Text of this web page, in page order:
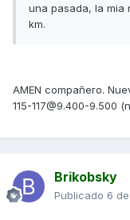
una pasada, la mia
km.
AMEN compañero.
115-117@9.400-9.500
Brikobsky
Publicado 6